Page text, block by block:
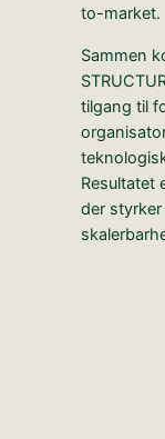
to-market.
Sammen
tilgang til
Resultatet
der